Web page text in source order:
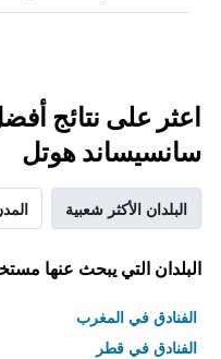
اعثر على نتائج
سانسيساند هوتل
البلدان الأكثر شعبية
البلدان التي يبحث عنها
الفنادق في المغرب
الفنادق في قطر